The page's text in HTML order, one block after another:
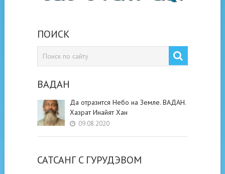
ПОИСК
ВАДАН
Да отразится Небо на Земле. ВАДАН.
Хазрат Инайят Хан
09.08.2020
САТСАНГ C ГУРУДЭВОМ